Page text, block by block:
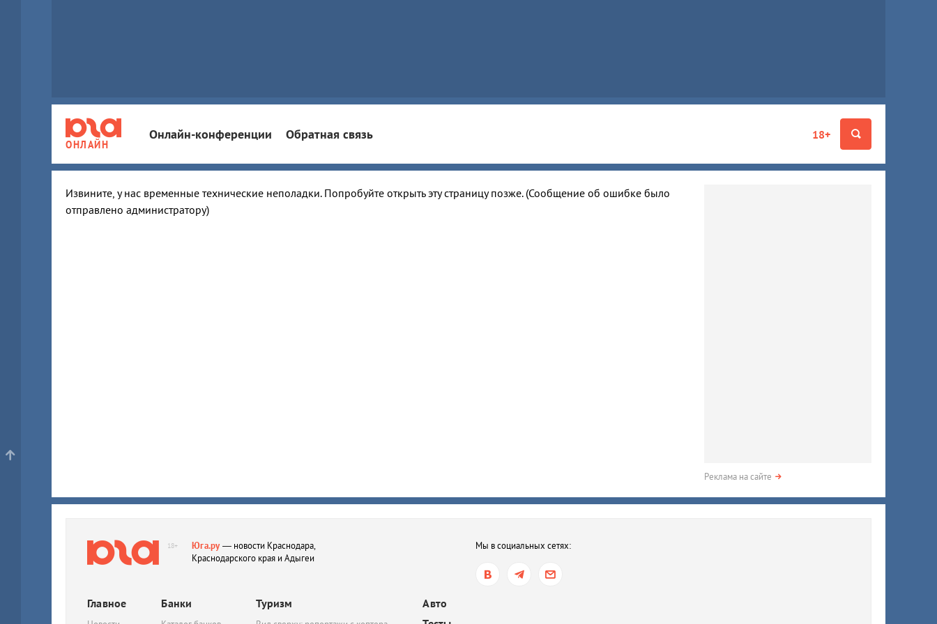
ОНЛАЙН
18+
Онлайн-конференции Обратная связь
Извините, у нас временные технические неполадки. Попробуйте открыть эту страницу позже. (Сообщение об ошибке было
отправлено администратору)
Реклама на сайте
18+ Юга.ру— новости Краснодара,
Краснодарского края и Адыгеи
Мы в социальных сетях:
Главное Банки Туризм
Авто